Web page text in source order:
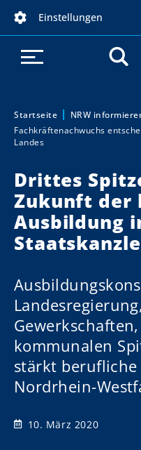
Einstellungen
Sie sind hier:
Startseite NRW
Fachkräftenachwuchs
Landes
Drittes
Zukunft der
Ausbildung
kommunalen
stärkt
Nordrhein-
10. März 2020